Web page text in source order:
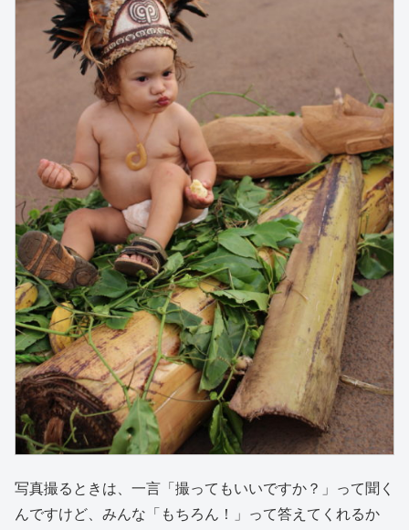
写真撮るときは、一言「撮ってもいいですか？」って聞く
んですけど、みんな「もちろん！」って答えてくれるか